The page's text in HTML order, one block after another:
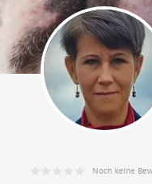
Noch keine